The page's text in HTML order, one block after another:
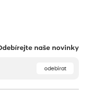
naše novinky
odebírat